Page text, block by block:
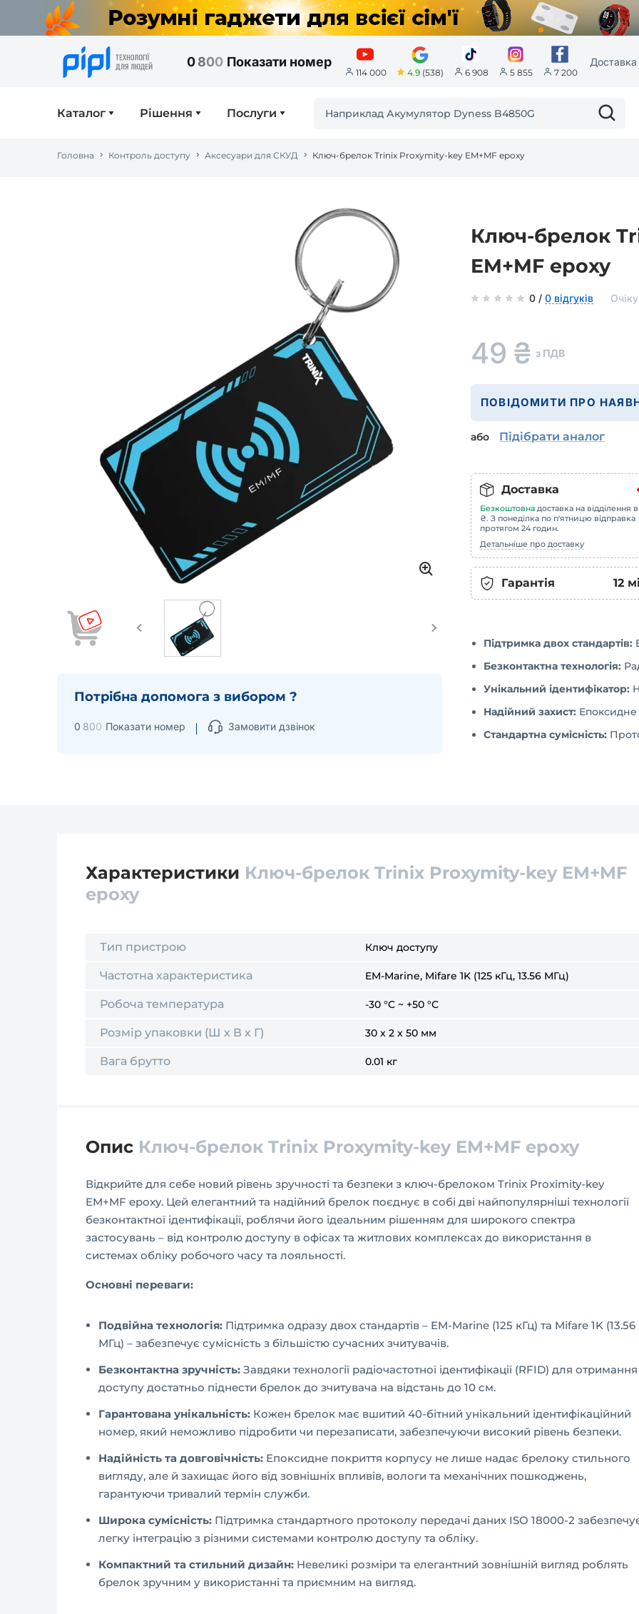
0800 Показати номер
114 000 4.9(538) 6 908 5 855 7 200
Доставка
Каталог Рішення Послуги
Головна Контроль доступу Аксесуари для СКУД Ключ-брелок Trinix Proxymity-key EM+MF epoxy
Потрібна допомога з вибором ?
0 800 Показати номер Замовити дзвінок
Ключ-брелок
EM+MF epoxy
0 / 0 відгуків
49 ₴ з ПДВ
ПОВІДОМИТИ ПРО
або Підібрати аналог
Доставка
Безкоштовна доставка на відділення
₴. З понеділка по п'ятницю відправка
протягом 24 годин.
Детальніше про доставку
Гарантія 12
Підтримка двох стандартів:
Безконтактна технологія:
Унікальний ідентифікатор:
Надійний захист: Епоксидне
Стандартна сумісність:
Характеристики Ключ-брелок Trinix Proxymity-key EM+MF
epoxy
Тип пристрою Ключ доступу
Частотна характеристика EM-Marine, Mifare 1K (125 кГц, 13.56 МГц)
Робоча температура -30 °C ~ +50 °C
Розмір упаковки (Ш х В х Г) 30 x 2 x 50 мм
Вага брутто 0.01 кг
Опис Ключ-брелок Trinix Proxymity-key EM+MF epoxy
Відкрийте для себе новий рівень зручності та безпеки з ключ-брелоком Trinix Proximity-key
EM+MF epoxy. Цей елегантний та надійний брелок поєднує в собі дві найпопулярніші технології
безконтактної ідентифікації, роблячи його ідеальним рішенням для широкого спектра
застосувань – від контролю доступу в офісах та житлових комплексах до використання в
системах обліку робочого часу та лояльності.
Основні переваги:
Подвійна технологія: Підтримка одразу двох стандартів – EM-Marine (125 кГц) та Mifare 1K (13.56
МГц) – забезпечує сумісність з більшістю сучасних зчитувачів.
Безконтактна зручність: Завдяки технології радіочастотної ідентифікації (RFID) для отримання
доступу достатньо піднести брелок до зчитувача на відстань до 10 см.
Гарантована унікальність: Кожен брелок має вшитий 40-бітний унікальний ідентифікаційний
номер, який неможливо підробити чи перезаписати, забезпечуючи високий рівень безпеки.
Надійність та довговічність: Епоксидне покриття корпусу не лише надає брелоку стильного
вигляду, але й захищає його від зовнішніх впливів, вологи та механічних пошкоджень,
гарантуючи тривалий термін служби.
Широка сумісність: Підтримка стандартного протоколу передачі даних ISO 18000-2
легку інтеграцію з різними системами контролю доступу та обліку.
Компактний та стильний дизайн: Невеликі розміри та елегантний зовнішній вигляд роблять
брелок зручним у використанні та приємним на вигляд.